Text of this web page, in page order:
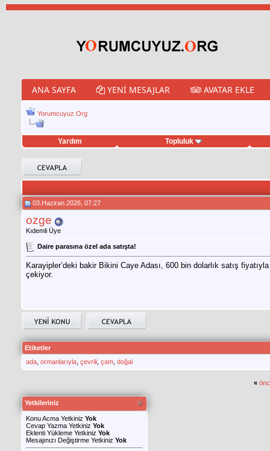
ANA SAYFA YENI MESAJLAR AVATAR EKLE
Yorumcuyuz.Org
Yardım Topluluk
hilesi
03.Haziran.2026, 07:27
ozge
Kıdemli Üye
Daire parasına özel ada satışta!
Karayipler’deki bakir Bikini Caye Adası, 600 bin dolarlık satış
çekiyor.
Etiketler
ada ormanlarıyla çevrili çam doğal
«
Yetkileriniz
Konu Acma Yetkiniz Yok
Cevap Yazma Yetkiniz Yok
Eklenti Yükleme Yetkiniz Yok
Mesajınızı Değiştirme Yetkiniz Yok